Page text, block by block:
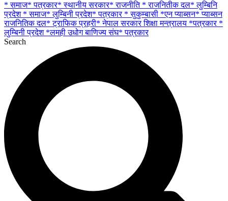
* समाज* पत्रकार* स्थानीय सरकार* राजनीति * राजनितीक दल* लुम्बिनि
प्रदेश * समाज* लुम्बिनी प्रदेश* पत्रकार * सुकुम्बासी *एन प्याब्सन* प्याब्सन
राजनितिक दल* ट्राफिक प्रहरी* नेपाल सरकार शिक्षा मन्त्रालय *पत्रकार *
लुम्बिनी प्रदेश *लमही उधोग बाणिज्य संघ* पत्रकार
Search